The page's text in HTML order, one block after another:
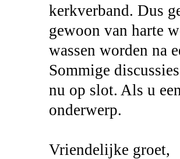
kerkverband. Dus
gewoon van harte
wassen worden na
Sommige
nu op slot. Als u
onderwerp.
Vriendelijke groet,